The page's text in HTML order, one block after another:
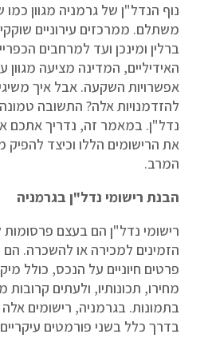
נוף הנדל"ן של גרמניה מגוון כמו
משתלם. ממרכזים עירוניים
ברלין ומינכן ועד למרחבים
האידיליים, המדינה מציעה מגוון
אפשרויות השקעה. אבל איך
להזדמנויות אלה? התשובה
נדל"ן. במאמר זה, נדריך אתכם
את הרישומים הללו וכיצד
המרב.
הבנת רישומי נדל"ן בגרמניה
רישומי נדל"ן הם בעצם פרסומות
הזמינים למכירה או להשכרה.
פרטים חיוניים על הנכס, כולל
מחירו, תכונותיו, ולעתים קרובות
בתמונות. בגרמניה, רישומים אלה
בדרך כלל בשני פורמטים